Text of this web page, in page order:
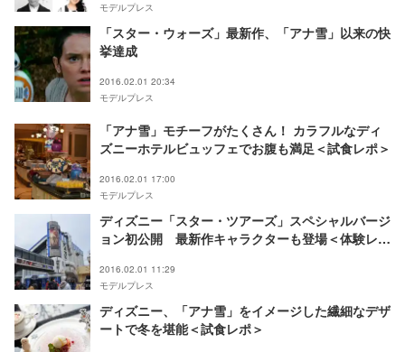
モデルプレス
「スター・ウォーズ」最新作、「アナ雪」以来の快
挙達成
2016.02.01 20:34
モデルプレス
「アナ雪」モチーフがたくさん！ カラフルなディ
ズニーホテルビュッフェでお腹も満足＜試食レポ＞
2016.02.01 17:00
モデルプレス
ディズニー「スター・ツアーズ」スペシャルバージ
ョン初公開 最新作キャラクターも登場＜体験レポ
2016.02.01 11:29
モデルプレス
ディズニー、「アナ雪」をイメージした繊細なデザ
ートで冬を堪能＜試食レポ＞